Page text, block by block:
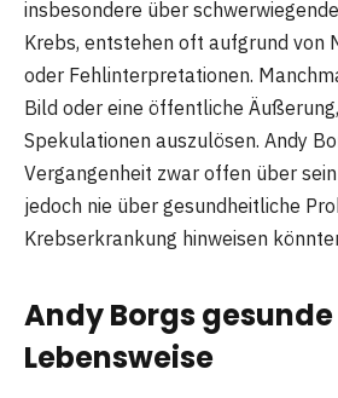
insbesondere über
Krebs, entstehen oft aufgrund von
oder Fehlinterpretationen.
Bild oder eine öffentliche
Spekulationen auszulösen. Andy
Vergangenheit zwar offen über
jedoch nie über gesundheitliche
Krebserkrankung hinweisen
Andy Borgs gesunde
Lebensweise